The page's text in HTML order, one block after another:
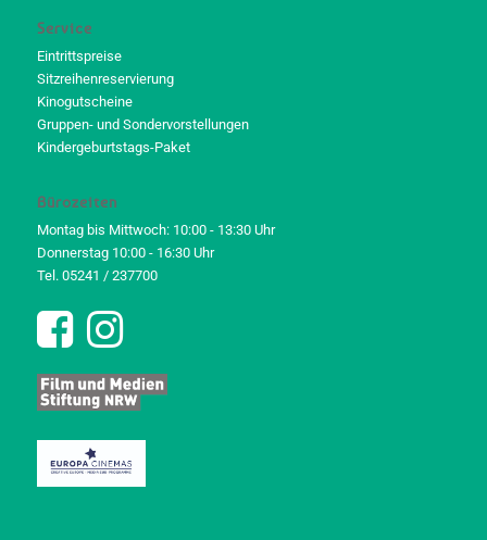
Service
Eintrittspreise
Sitzreihenreservierung
Kinogutscheine
Gruppen- und Sondervorstellungen
Kindergeburtstags-Paket
Bürozeiten
Montag bis Mittwoch: 10:00 - 13:30 Uhr
Donnerstag 10:00 - 16:30 Uhr
Tel. 05241 / 237700